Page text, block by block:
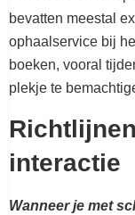
bevatten meestal
ophaalservice bij
boeken, vooral
plekje te
interactie
Wanneer je met